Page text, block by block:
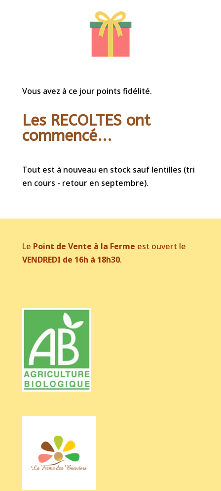
Vous avez à ce jour points fidélité.
Les RECOLTES ont
commencé...
Tout est à nouveau en stock sauf lentilles (tri
en cours - retour en septembre).
Le Point de Vente à la Ferme est ouvert le
VENDREDI de 16h à 18h30.